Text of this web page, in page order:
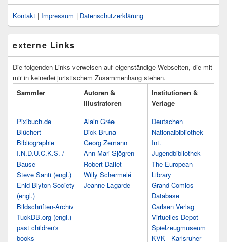
Kontakt | Impressum | Datenschutzerklärung
externe Links
Die folgenden Links verweisen auf eigenständige Webseiten, die mit
mir in keinerlei juristischem Zusammenhang stehen.
Sammler
Autoren &
Illustratoren
Institutionen &
Verlage
Pixibuch.de
Blüchert
Bibliographie
I.N.D.U.C.K.S. /
Bause
Steve Santi (engl.)
Enid Blyton Society
(engl.)
Bildschriften-Archiv
TuckDB.org (engl.)
past children's
books
Alain Grée
Dick Bruna
Georg Zemann
Ann Mari Sjögren
Robert Dallet
Willy Schermelé
Jeanne Lagarde
Deutschen
Nationalbibliothek
Int.
Jugendbibliothek
The European
Library
Grand Comics
Database
Carlsen Verlag
Virtuelles Depot
Spielzeugmuseum
KVK - Karlsruher